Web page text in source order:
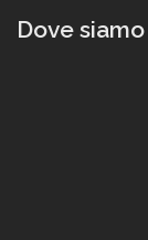
Dove siamo